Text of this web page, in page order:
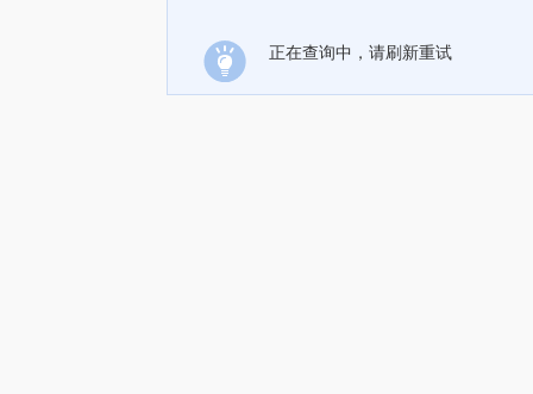
正在查询中，请刷新重试